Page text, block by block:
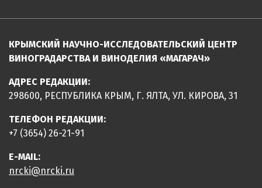
КРЫМСКИЙ НАУЧНО-ИССЛЕДОВАТЕЛЬСКИЙ ЦЕНТР
ВИНОГРАДАРСТВА И ВИНОДЕЛИЯ «МАГАРАЧ»
АДРЕС РЕДАКЦИИ:
298600, РЕСПУБЛИКА КРЫМ, Г. ЯЛТА, УЛ. КИРОВА, 31
ТЕЛЕФОН РЕДАКЦИИ:
+7 (3654) 26-21-91
E-MAIL:
nrcki@nrcki.ru